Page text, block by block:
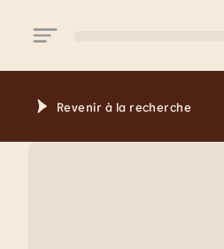
Revenir à la recherche